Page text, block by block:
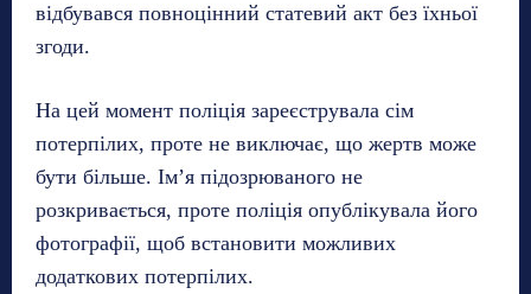
відбувався повноцінний статевий акт без їхньої
згоди.
На цей момент поліція зареєструвала сім
потерпілих, проте не виключає, що жертв може
бути більше. Ім’я підозрюваного не
розкривається, проте поліція опублікувала його
фотографії, щоб встановити можливих
додаткових потерпілих.